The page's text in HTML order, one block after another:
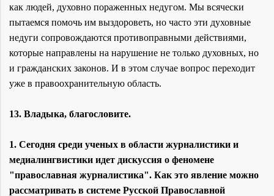
как людей, духовно пораженных недугом. Мы всячески
пытаемся помочь им выздороветь, но часто эти духовные
недуги сопровождаются противоправными действиями,
которые направлены на нарушение не только духовных, но
и гражданских законов. И в этом случае вопрос переходит
уже в правоохранительную область.
13. Владыка, благословите.
1. Сегодня среди ученых в области журналистики и
медиалингвистики идет дискуссия о феномене
"православная журналистика". Как это явление можно
рассматривать в системе Русской Православной